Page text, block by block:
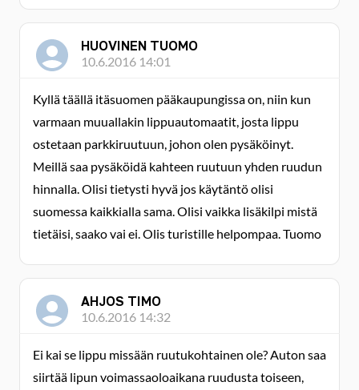
HUOVINEN TUOMO
10.6.2016 14:01
Kyllä täällä itäsuomen pääkaupungissa on, niin kun
varmaan muuallakin lippuautomaatit, josta lippu
ostetaan parkkiruutuun, johon olen pysäköinyt.
Meillä saa pysäköidä kahteen ruutuun yhden ruudun
hinnalla. Olisi tietysti hyvä jos käytäntö olisi
suomessa kaikkialla sama. Olisi vaikka lisäkilpi mistä
tietäisi, saako vai ei. Olis turistille helpompaa. Tuomo
AHJOS TIMO
10.6.2016 14:32
Ei kai se lippu missään ruutukohtainen ole? Auton saa
siirtää lipun voimassaoloaikana ruudusta toiseen,